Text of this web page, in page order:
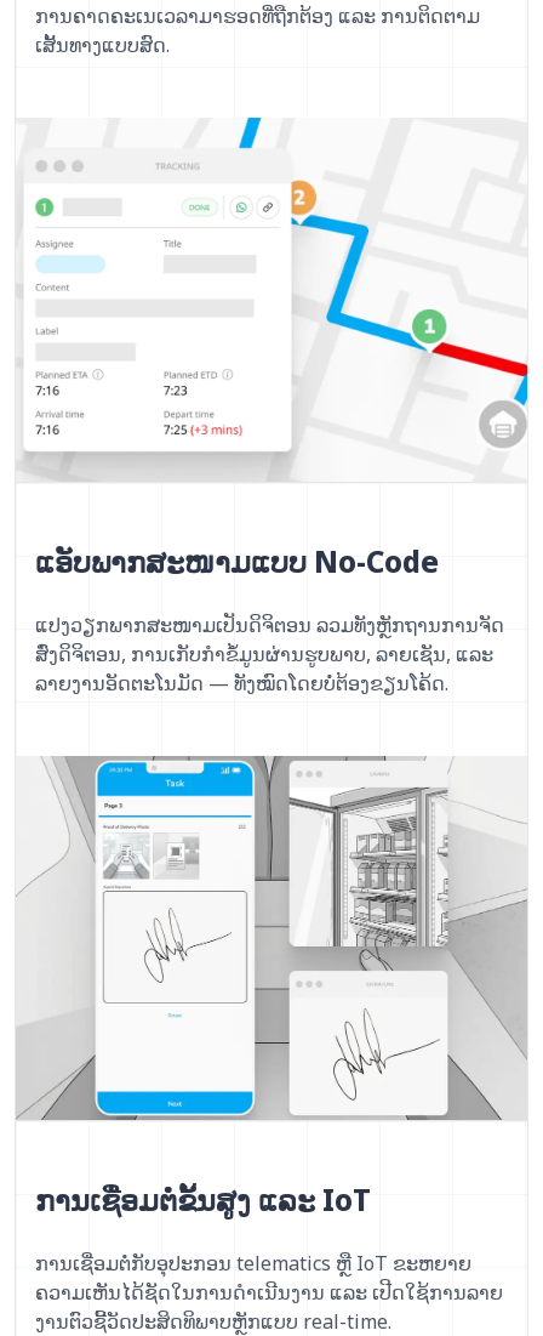
ການຄາດຄະເນເວລາມາຮອດທີ່ຖືກຕ້ອງ ແລະ ການຕິດຕາມ
ເສັ້ນທາງແບບສົດ.
ແອັບພາກສະໜາມແບບ No-Code
ແປງວຽກພາກສະໜາມເປັນດິຈິຕອນ ລວມທັງຫຼັກຖານການຈັດ
ສົ່ງດິຈິຕອນ, ການເກັບກຳຂໍ້ມູນຜ່ານຮູບພາບ, ລາຍເຊັນ, ແລະ
ລາຍງານອັດຕະໂນມັດ — ທັງໝົດໂດຍບໍ່ຕ້ອງຂຽນໂຄ້ດ.
ການເຊື່ອມຕໍ່ຂັ້ນສູງ ແລະ IoT
ການເຊື່ອມຕໍ່ກັບອຸປະກອນ telematics ຫຼື IoT ຂະຫຍາຍ
ຄວາມເຫັນໄດ້ຊັດໃນການດຳເນີນງານ ແລະ ເປີດໃຊ້ການລາຍ
ງານຕົວຊີ້ວັດປະສິດທິພາບຫຼັກແບບ real-time.